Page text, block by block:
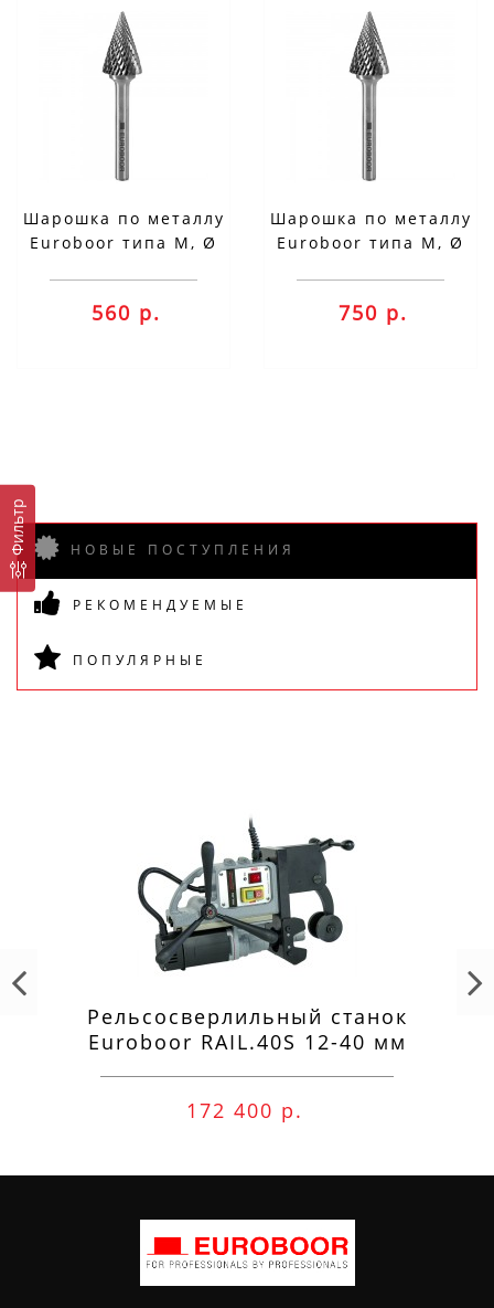
Фильтр
Шарошка по металлу
Euroboor типа M, Ø
560 р.
Шарошка по металлу
Euroboor типа M, Ø
750 р.
НОВЫЕ ПОСТУПЛЕНИЯ
РЕКОМЕНДУЕМЫЕ
ПОПУЛЯРНЫЕ
Рельсосверлильный станок
Euroboor RAIL.40S 12-40 мм
172 400 р.